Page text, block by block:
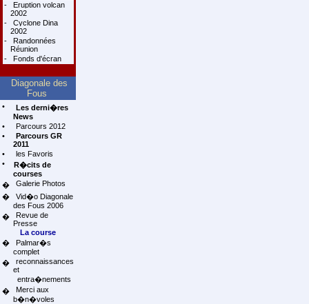
-
Eruption volcan
2002
-
Cyclone Dina
2002
-
Randonnées
Réunion
-
Fonds d'écran
Diagonale des
Fous
•
Les derni�res
News
•
Parcours 2012
•
Parcours GR
2011
•
les Favoris
•
R�cits de
courses
�
Galerie Photos
�
Vid�o Diagonale
des Fous 2006
�
Revue de
Presse
La course
�
Palmar�s
complet
�
reconnaissances
et
entra�nements
�
Merci aux
b�n�voles